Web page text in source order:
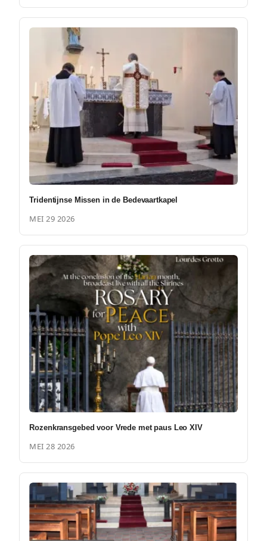
Tridentijnse Missen in de Bedevaartkapel
MEI 29 2026
Rozenkransgebed voor Vrede met paus Leo XIV
MEI 28 2026